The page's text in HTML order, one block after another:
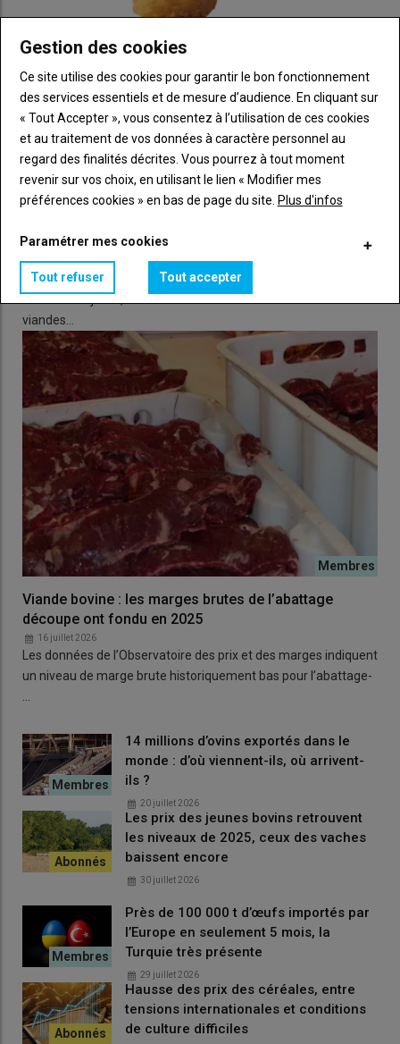
couverts par un contrat avec LDC et ses partenaires
28 juillet 2026
La chaîne de restauration rapide McDonald’s France a signé,
vendredi 17 juillet, le nouveau contrat de fourniture de
viandes…
Viande bovine : les marges brutes de l’abattage
découpe ont fondu en 2025
16 juillet 2026
Les données de l’Observatoire des prix et des marges indiquent
un niveau de marge brute historiquement bas pour l’abattage-
14 millions d’ovins exportés dans le
monde : d’où viennent-ils, où arrivent-
ils ?
20 juillet 2026
Les prix des jeunes bovins retrouvent
les niveaux de 2025, ceux des vaches
baissent encore
30 juillet 2026
Près de 100 000 t d’œufs importés par
l’Europe en seulement 5 mois, la
Turquie très présente
29 juillet 2026
Hausse des prix des céréales, entre
tensions internationales et conditions
de culture difficiles
Gestion des cookies
Ce site utilise des cookies pour garantir le bon fonctionnement
des services essentiels et de mesure d’audience. En cliquant sur
« Tout Accepter », vous consentez à l’utilisation de ces cookies
et au traitement de vos données à caractère personnel au
regard des finalités décrites. Vous pourrez à tout moment
revenir sur vos choix, en utilisant le lien « Modifier mes
préférences cookies » en bas de page du site. Plus d'infos
Paramétrer mes cookies
Tout refuser Tout accepter